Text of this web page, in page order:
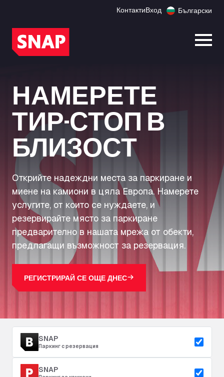
КонтактиВход Български
НАМЕРЕТЕ
ТИР-СТОП В
БЛИЗОСТ
Открийте надеждни места за паркиране и
миене на камиони в цяла Европа. Намерете
услугите, от които се нуждаете, и
резервирайте място за паркиране
предварително в нашата мрежа от обекти,
предлагащи възможност за резервация.
РЕГИСТРИРАЙ СЕ ОЩЕ ДНЕС
SNAP
Паркинг с резервация
SNAP